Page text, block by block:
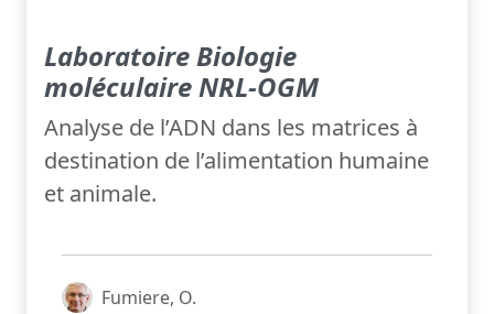
Laboratoire Biologie
moléculaire NRL-OGM
Analyse de l’ADN dans les matrices à
destination de l’alimentation humaine
et animale.
Fumiere, O.